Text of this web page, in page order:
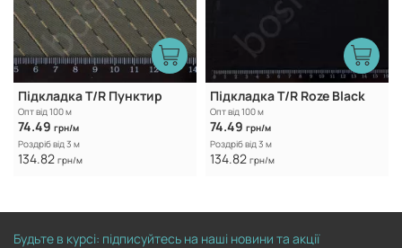
Підкладка T/R Пунктир
Опт від 100 м
74.49 грн/м
Роздріб від 3 м
134.82 грн/м
Підкладка T/R Roze Black
Опт від 100 м
74.49 грн/м
Роздріб від 3 м
134.82 грн/м
Будьте в курсі: підписуйтесь на наші новини та акції